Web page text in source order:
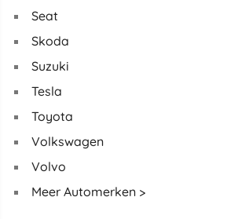
Seat
Skoda
Suzuki
Tesla
Toyota
Volkswagen
Volvo
Meer Automerken >